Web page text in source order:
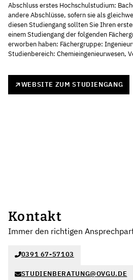
Abschluss erstes Hochschulstudium:
andere Abschlüsse, sofern sie als
diesen Studiengang sollten Sie Ihren
einem Studiengang der folgenden
erworben haben: Fächergruppe:
Studienbereich: Chemieingenieurwesen,
WEBSITE ZUM STUDIENGANG
Kontakt
Immer den richtigen
0391 67-57103
STUDIENBERATUNG@OVGU.DE